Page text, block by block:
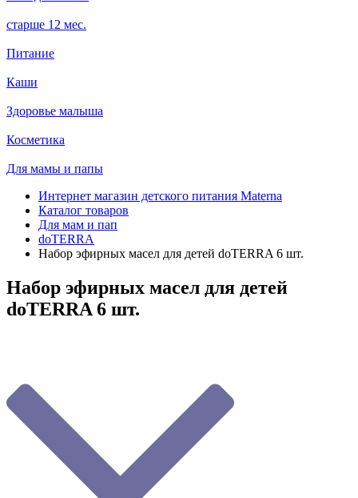
старше 12 мес.
Питание
Каши
Здоровье малыша
Косметика
Для мамы и папы
Интернет магазин детского питания Materna
Каталог товаров
Для мам и пап
doTERRA
Набор эфирных масел для детей doTERRA 6 шт.
Набор эфирных масел для детей
doTERRA 6 шт.